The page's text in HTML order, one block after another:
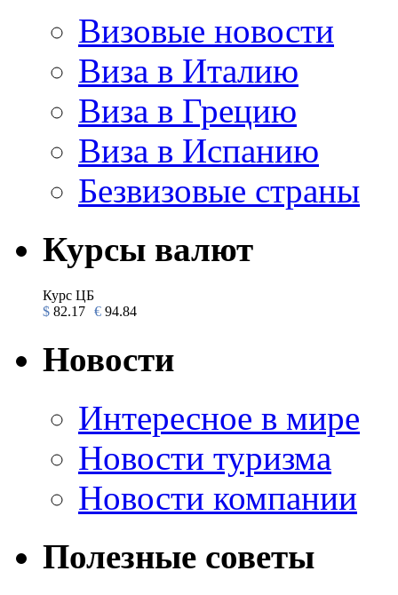
Визовые новости
Виза в Италию
Виза в Грецию
Виза в Испанию
Безвизовые страны
Курсы валют
Курс ЦБ
$ 82.17 € 94.84
Новости
Интересное в мире
Новости туризма
Новости компании
Полезные советы